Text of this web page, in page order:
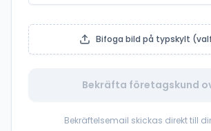
Bifoga bild på typskylt
Bekräfta företagskund
Bekräftelsemail skickas direkt till